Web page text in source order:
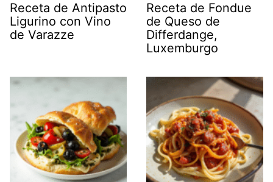
Receta de Antipasto
Ligurino con Vino
de Varazze
Receta de Fondue
de Queso de
Differdange,
Luxemburgo